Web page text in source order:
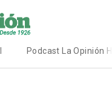
Podcast La Opinión